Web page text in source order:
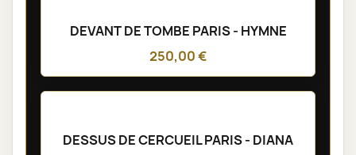
DEVANT DE TOMBE PARIS - HYMNE
250,00 €
DESSUS DE CERCUEIL PARIS - DIANA